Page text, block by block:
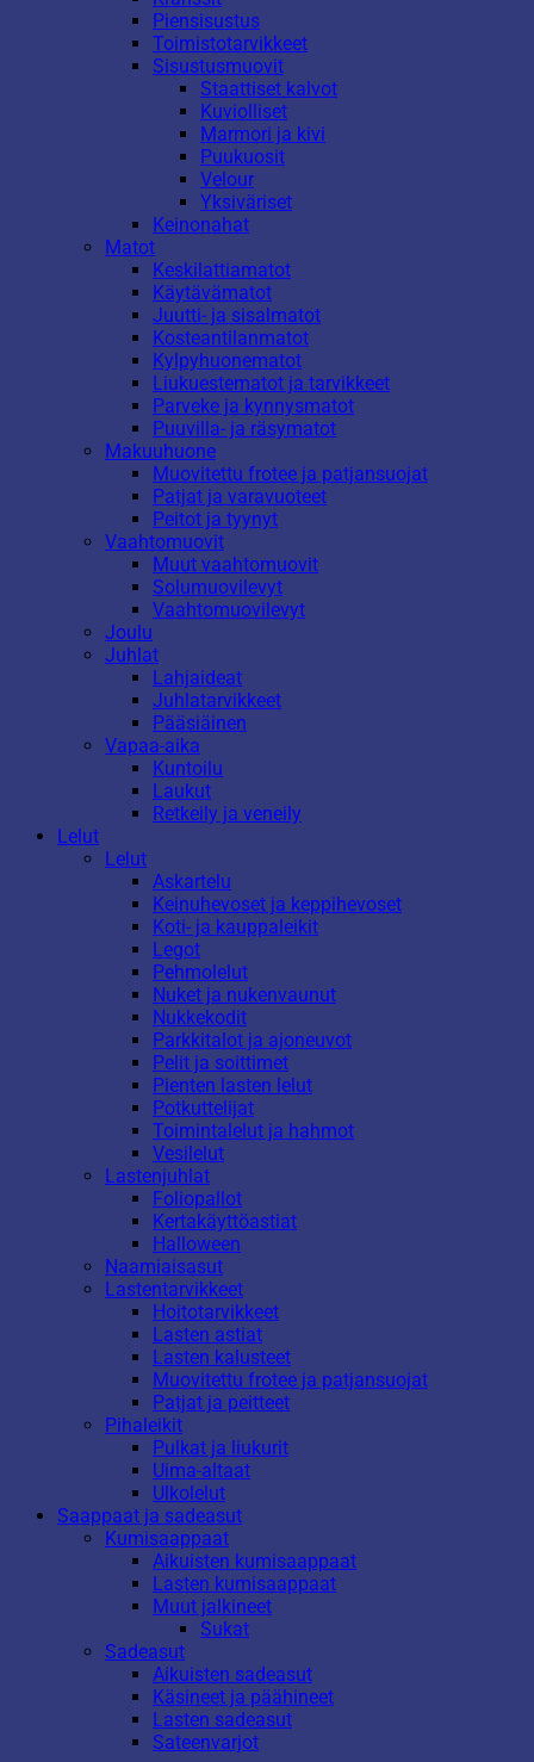
Piensisustus
Toimistotarvikkeet
Sisustusmuovit
Staattiset kalvot
Kuviolliset
Marmori ja kivi
Puukuosit
Velour
Yksiväriset
Keinonahat
Matot
Keskilattiamatot
Käytävämatot
Juutti- ja sisalmatot
Kosteantilanmatot
Kylpyhuonematot
Liukuestematot ja tarvikkeet
Parveke ja kynnysmatot
Puuvilla- ja räsymatot
Makuuhuone
Muovitettu frotee ja patjansuojat
Patjat ja varavuoteet
Peitot ja tyynyt
Vaahtomuovit
Muut vaahtomuovit
Solumuovilevyt
Vaahtomuovilevyt
Joulu
Juhlat
Lahjaideat
Juhlatarvikkeet
Pääsiäinen
Vapaa-aika
Kuntoilu
Laukut
Retkeily ja veneily
Lelut
Lelut
Askartelu
Keinuhevoset ja keppihevoset
Koti- ja kauppaleikit
Legot
Pehmolelut
Nuket ja nukenvaunut
Nukkekodit
Parkkitalot ja ajoneuvot
Pelit ja soittimet
Pienten lasten lelut
Potkuttelijat
Toimintalelut ja hahmot
Vesilelut
Lastenjuhlat
Foliopallot
Kertakäyttöastiat
Halloween
Naamiaisasut
Lastentarvikkeet
Hoitotarvikkeet
Lasten astiat
Lasten kalusteet
Muovitettu frotee ja patjansuojat
Patjat ja peitteet
Pihaleikit
Pulkat ja liukurit
Uima-altaat
Ulkolelut
Saappaat ja sadeasut
Kumisaappaat
Aikuisten kumisaappaat
Lasten kumisaappaat
Muut jalkineet
Sukat
Sadeasut
Aikuisten sadeasut
Käsineet ja päähineet
Lasten sadeasut
Sateenvarjot